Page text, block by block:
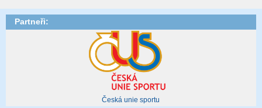
Partneři:
Česká unie sportu